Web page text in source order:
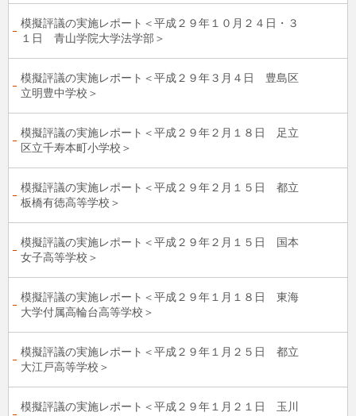
模擬評議の実施レポート＜平成２９年１０月２４日・３
１日 青山学院大学法学部＞
模擬評議の実施レポート＜平成２９年３月４日 豊島区
立明豊中学校＞
模擬評議の実施レポート＜平成２９年２月１８日 足立
区立千寿本町小学校＞
模擬評議の実施レポート＜平成２９年２月１５日 都立
板橋有徳高等学校＞
模擬評議の実施レポート＜平成２９年２月１５日 国本
女子高等学校＞
模擬評議の実施レポート＜平成２９年１月１８日 東海
大学付属高輪台高等学校＞
模擬評議の実施レポート＜平成２９年１月２５日 都立
大江戸高等学校＞
模擬評議の実施レポート＜平成２９年１月２１日 玉川